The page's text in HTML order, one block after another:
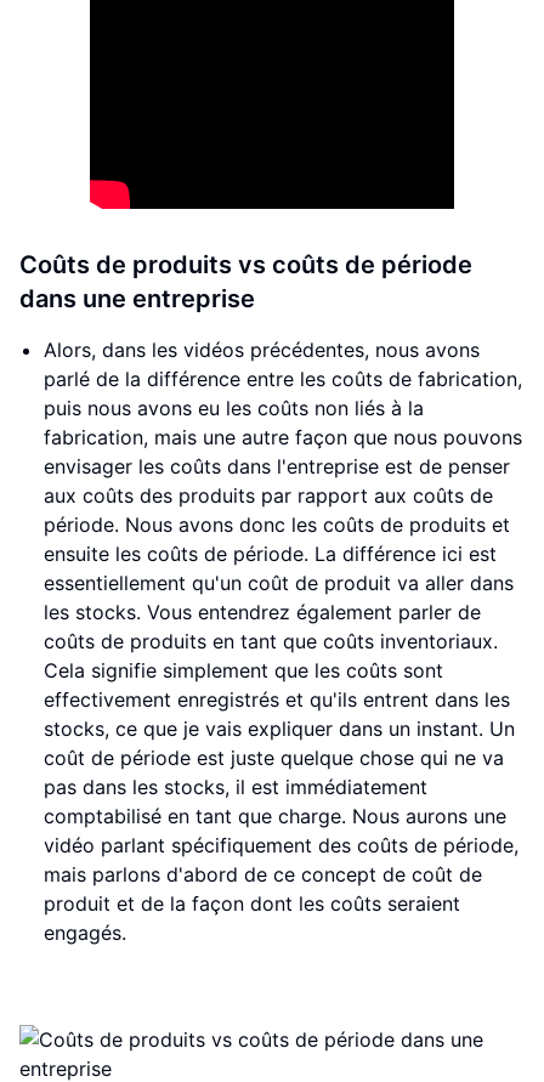
Coûts de produits vs coûts de période
dans une entreprise
Alors, dans les vidéos précédentes, nous avons
parlé de la différence entre les coûts de fabrication,
puis nous avons eu les coûts non liés à la
fabrication, mais une autre façon que nous pouvons
envisager les coûts dans l'entreprise est de penser
aux coûts des produits par rapport aux coûts de
période. Nous avons donc les coûts de produits et
ensuite les coûts de période. La différence ici est
essentiellement qu'un coût de produit va aller dans
les stocks. Vous entendrez également parler de
coûts de produits en tant que coûts inventoriaux.
Cela signifie simplement que les coûts sont
effectivement enregistrés et qu'ils entrent dans les
stocks, ce que je vais expliquer dans un instant. Un
coût de période est juste quelque chose qui ne va
pas dans les stocks, il est immédiatement
comptabilisé en tant que charge. Nous aurons une
vidéo parlant spécifiquement des coûts de période,
mais parlons d'abord de ce concept de coût de
produit et de la façon dont les coûts seraient
engagés.